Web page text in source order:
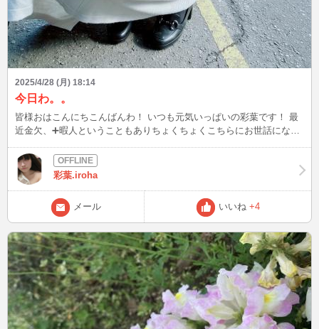
2025/4/28 (月) 18:14
今日わ。。
皆様おはこんにちこんばんわ！ いつも元気いっぱいの彩葉です！ 最
近金欠、➕暇人ということもありちょくちょくこちらにお世話になっ
もりでしたが、友達とディナーに行く為その後にやる事にしました！
時間帯なんですが、22時から朝五時までガッツリめに楽しむつもりで
す！ お誘いも予約も待ってます！！
彩葉.iroha
メール いいね +4